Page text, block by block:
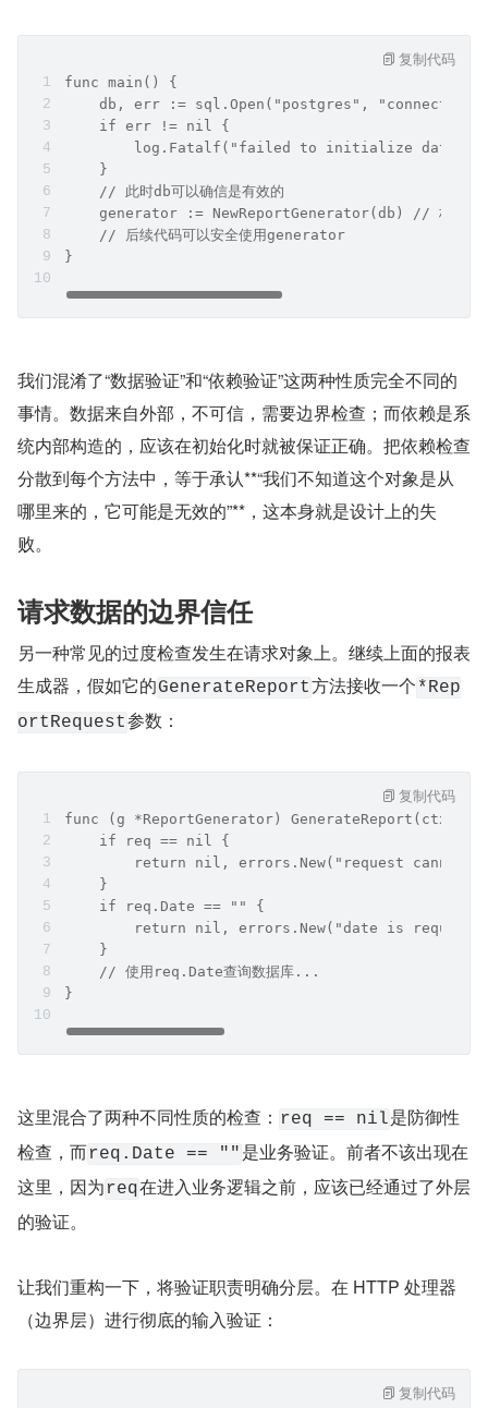
func main() {
db, err := sql.Open("postgres",
    if err != nil {
log.Fatalf("failed to initialize
    }
    // 此时db可以确信是有效的
generator := NewReportGenerator(db) // 构造函
    // 后续代码可以安全使用generator
}
复制代码
我们混淆了“数据验证”和“依赖验证”这两种性质完全不同的
事情。数据来自外部，不可信，需要边界检查；而依赖是系
统内部构造的，应该在初始化时就被保证正确。把依赖检查
分散到每个方法中，等于承认**“我们不知道这个对象是从
哪里来的，它可能是无效的”**，这本身就是设计上的失
败。
请求数据的边界信任
另一种常见的过度检查发生在请求对象上。继续上面的报表
生成器，假如它的GenerateReport方法接收一个 *Rep
ortRequest参数：
func (g *ReportGenerator) GenerateReport(ctx
    if req == nil {
return nil, errors.New("request cannot
    }
    if req.Date == "" {
return nil, errors.New("date is
    }
    // 使用req.Date查询数据库...
}
复制代码
这里混合了两种不同性质的检查： req == nil是防御性
检查，而req.Date == "" 是业务验证。前者不该出现在
这里，因为 req在进入业务逻辑之前，应该已经通过了外层
的验证。
让我们重构一下，将验证职责明确分层。在 HTTP 处理器
（边界层）进行彻底的输入验证：
复制代码